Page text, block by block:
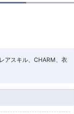
アスキル、CHARM、衣